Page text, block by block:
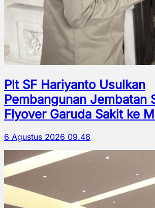
Plt SF Hariyanto Usulkan
Pembangunan Jembatan
Flyover Garuda Sakit ke
6 Agustus 2026 09.48